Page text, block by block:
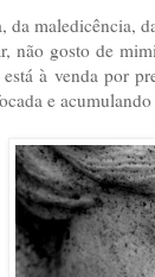
da maledicência,
não gosto de
à venda por
e